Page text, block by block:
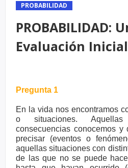
PROBABILIDAD
PROBABILIDAD:
Evaluación Inicial
Pregunta 1
En la vida nos encontramos
o situaciones.
consecuencias conocemos y
precisar (eventos o
aquellas situaciones con
de las que no se puede